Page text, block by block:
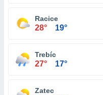
Racice
28° 19°
Trebíc
27° 17°
Zatec